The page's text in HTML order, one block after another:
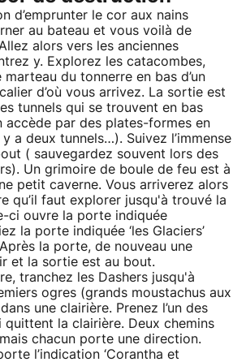
d’emprunter le cor aux nains
au bateau et vous voilà de
alors vers les anciennes
y. Explorez les catacombes,
du tonnerre en bas d’un
d’où vous arrivez. La sortie est
tunnels qui se trouvent en bas
accède par des plates-formes en
a deux tunnels…). Suivez l’immense
( sauvegardez souvent lors des
Un grimoire de boule de feu est à
petit caverne. Vous arriverez alors
qu’il faut explorer jusqu'à trouvé la
ci ouvre la porte indiquée
la porte indiquée ‘les Glaciers’
la porte, de nouveau une
et la sortie est au bout.
tranchez les Dashers jusqu'à
ogres (grands moustachus aux
une clairière. Prenez l’un des
quittent la clairière. Deux chemins
chacun porte une direction.
l’indication ‘Corantha et